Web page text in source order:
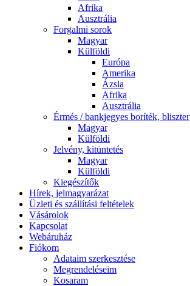
Afrika
Ausztrália
Forgalmi sorok
Magyar
Külföldi
Európa
Amerika
Ázsia
Afrika
Ausztrália
Érmés / bankjegyes boríték, bliszter
Magyar
Külföldi
Jelvény, kitüntetés
Magyar
Külföldi
Kiegészítők
Hírek, jelmagyarázat
Üzleti és szállítási feltételek
Vásárolok
Kapcsolat
Webáruház
Fiókom
Adataim szerkesztése
Megrendeléseim
Kosaram